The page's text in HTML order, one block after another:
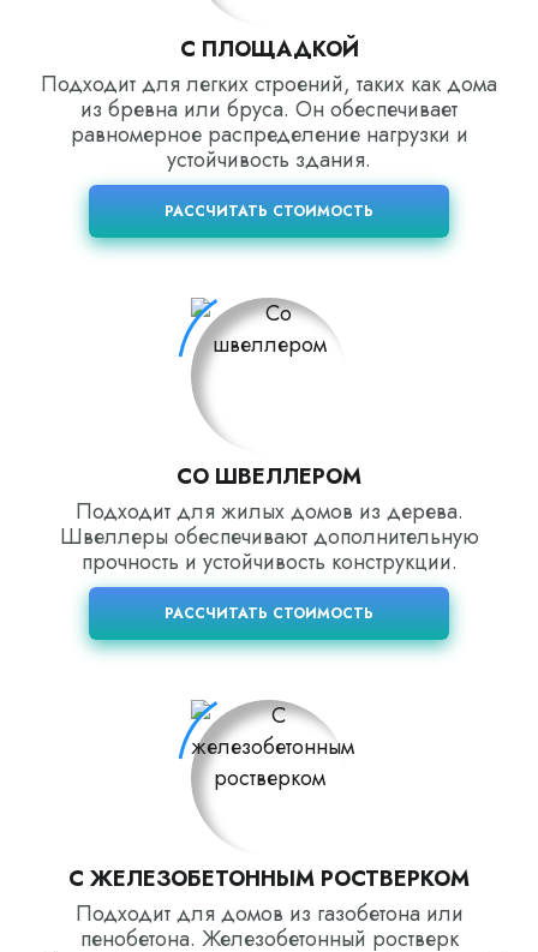
С ПЛОЩАДКОЙ
Подходит для легких строений, таких как дома
из бревна или бруса. Он обеспечивает
равномерное распределение нагрузки и
устойчивость здания.
РАССЧИТАТЬ СТОИМОСТЬ
СО ШВЕЛЛЕРОМ
Подходит для жилых домов из дерева.
Швеллеры обеспечивают дополнительную
прочность и устойчивость конструкции.
РАССЧИТАТЬ СТОИМОСТЬ
С ЖЕЛЕЗОБЕТОННЫМ РОСТВЕРКОМ
Подходит для домов из газобетона или
пенобетона. Железобетонный ростверк